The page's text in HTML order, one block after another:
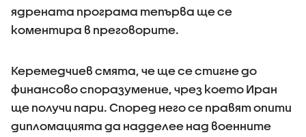
ядрената програма тепърва ще се
коментира в преговорите.
Керемедчиев смята, че ще се стигне до
финансово споразумение, чрез което Иран
ще получи пари. Според него се правят опити
дипломацията да надделее над военните